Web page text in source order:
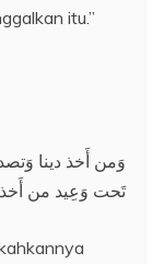
itu.”
وَمن أَخذ دينا
تَحت وَعِيد من أَخذ